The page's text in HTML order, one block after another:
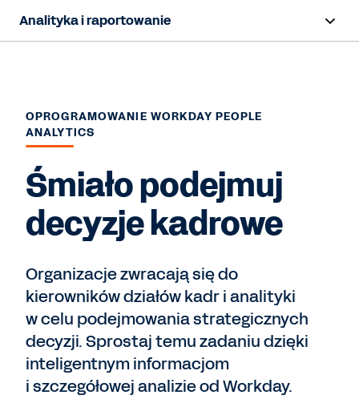
Analityka i raportowanie
Zasoby
Kontakt z działem sprzedaży
OPROGRAMOWANIE WORKDAY PEOPLE
ANALYTICS
Śmiało podejmuj
decyzje kadrowe
Organizacje zwracają się do
kierowników działów kadr i analityki
w celu podejmowania strategicznych
decyzji. Sprostaj temu zadaniu dzięki
inteligentnym informacjom
i szczegółowej analizie od Workday.